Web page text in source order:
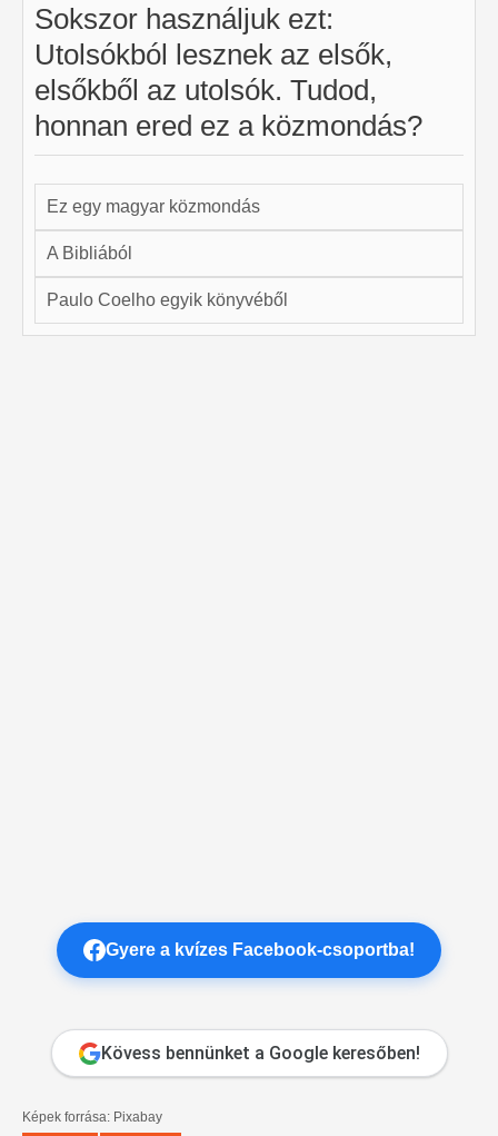
Sokszor használjuk ezt:
Utolsókból lesznek az elsők,
elsőkből az utolsók. Tudod,
honnan ered ez a közmondás?
Ez egy magyar közmondás
A Bibliából
Paulo Coelho egyik könyvéből
Gyere a kvízes Facebook-csoportba!
Kövess bennünket a Google keresőben!
Képek forrása: Pixabay